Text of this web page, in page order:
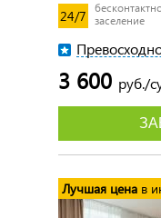
24/7
заселение
3 600 руб./
Лучшая цена в